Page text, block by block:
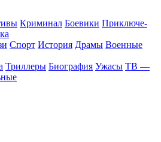
Кри­ми­нал Бое­ви­ки При­клю­че­
Спорт Ис­то­рия Дра­мы Во­ен­ные
Трил­ле­ры Био­гра­фия Ужа­сы ТВ —